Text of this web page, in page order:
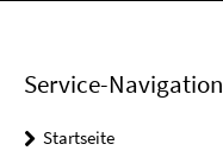
Service-Navigation
Startseite